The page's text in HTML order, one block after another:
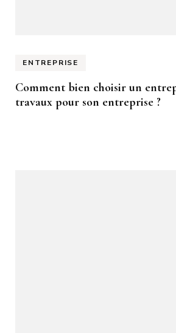
ENTREPRISE
Comment bien choisir un
travaux pour son entreprise ?